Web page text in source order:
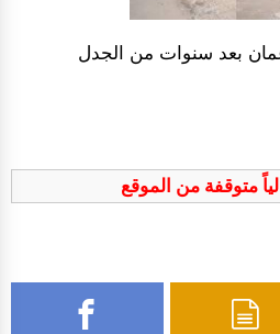
بعد سنوات من الجدل
متوقفة من الموقع